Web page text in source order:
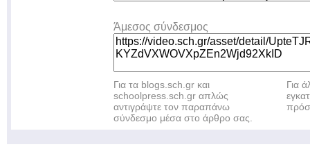
Άμεσος σύνδεσμος
Για τα blogs.sch.gr και
schoolpress.sch.gr απλώς
αντιγράψτε τον παραπάνω
σύνδεσμο μέσα στο άρθρο σας.
Για